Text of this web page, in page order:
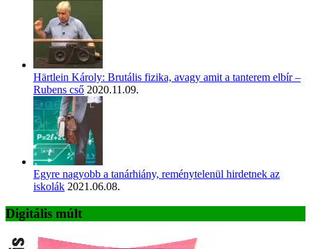
Härtlein Károly: Brutális fizika, avagy amit a tanterem elbír –
Rubens cső 2020.11.09.
Egyre nagyobb a tanárhiány, reménytelenül hirdetnek az
iskolák 2021.06.08.
Digitális múlt